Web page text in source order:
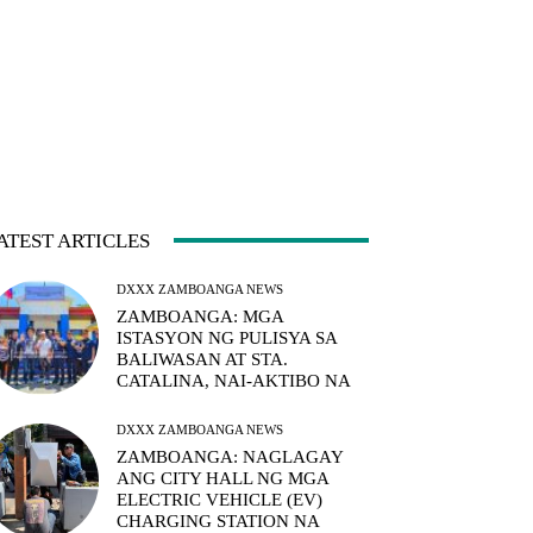
ARTICLES
DXXX ZAMBOANGA NEWS
ZAMBOANGA: MGA
ISTASYON NG PULISYA SA
BALIWASAN AT STA.
CATALINA, NAI-AKTIBO NA
DXXX ZAMBOANGA NEWS
ZAMBOANGA: NAGLAGAY
ANG CITY HALL NG MGA
ELECTRIC VEHICLE (EV)
CHARGING STATION NA